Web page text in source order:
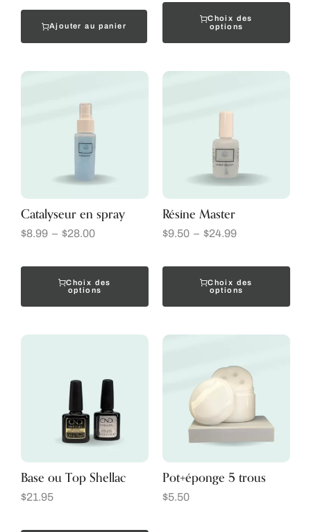
Ajouter au panier
Choix des
options
Catalyseur en spray
$8.99 – $28.00
Choix des
options
Résine Master
$9.50 – $24.99
Choix des
options
Base ou Top Shellac
$21.95
Pot+éponge 5 trous
$5.50